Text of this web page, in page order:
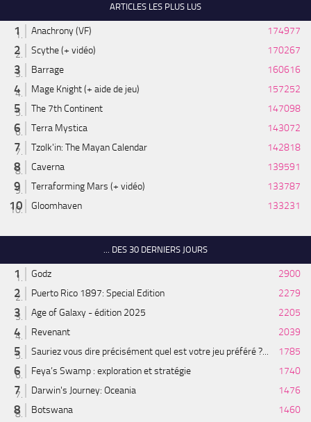
ARTICLES LES PLUS LUS
Anachrony (VF)
174977
Scythe (+ vidéo)
170267
Barrage
160616
Mage Knight (+ aide de jeu)
157252
The 7th Continent
147098
Terra Mystica
143072
Tzolk'in: The Mayan Calendar
142818
Caverna
139591
Terraforming Mars (+ vidéo)
133787
Gloomhaven
133231
... DES 30 DERNIERS JOURS
Godz
2900
Puerto Rico 1897: Special Edition
2279
Age of Galaxy - édition 2025
2205
Revenant
2039
Sauriez vous dire précisément quel est votre jeu préféré ?...
1785
Feya’s Swamp : exploration et stratégie
1740
Darwin's Journey: Oceania
1476
Botswana
1460